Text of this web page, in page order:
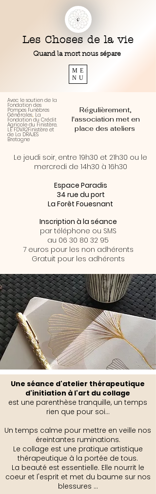
Les Choses de la vie
Quand la mort nous sépare
ME
NU
Avec le soutien de la
Fondation des
Pompes Funèbres
Générales, La
Fondation du Crédit
Agricole du Finistère,
LE FDVA2Finistère et
de La DRAJES
Bretagne
Régulièrement,
l'association met en
place des ateliers
Le jeudi soir, entre 19h30 et 21h30 ou le
mercredi de 14h30 à 16h30
Espace Paradis
34 rue du port
La Forêt Fouesnant
Inscription à la séance
par téléphone ou SMS
au 06 30 80 32 95
7 euros pour les non adhérents
Gratuit pour les adhérents
Une séance d'atelier thérapeutique
d'initiation à l'art du collage
est une parenthèse tranquille, un temps
rien que pour soi...
Un temps calme pour mettre en veille nos
éreintantes ruminations.
Le collage est une pratique artistique
thérapeutique à la portée de tous.
La beauté est essentielle. Elle nourrit le
coeur et l'esprit et met du baume sur nos
blessures ...